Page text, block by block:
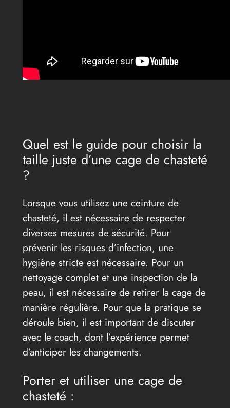
Quel est le guide pour choisir la
taille juste d’une cage de chasteté
?
Lorsque vous utilisez une ceinture de
chasteté, il est nécessaire de respecter
diverses mesures de sécurité. Pour
prévenir les risques d’infection, une
hygiène stricte est nécessaire. Pour un
nettoyage complet et une inspection de la
peau, il est nécessaire de retirer la cage de
manière régulière. Pour que la pratique se
déroule bien, il est important de discuter
avec le coach, dont l’expérience permet
d’anticiper les changements.
Porter et utiliser une cage de
chasteté :